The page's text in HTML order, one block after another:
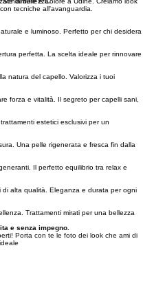
e Colore a Udine. Creiamo look
tecniche all'avanguardia.
e luminoso. Perfetto per chi desidera
perfetta. La scelta ideale per rinnovare
natura del capello. Valorizza i tuoi
forza e vitalità. Il segreto per capelli sani,
estetici esclusivi per un
Una pelle rigenerata e fresca fin dalla
Il perfetto equilibrio tra relax e
alta qualità. Eleganza e durata per ogni
Trattamenti mirati per una bellezza
e senza impegno.
Porta con te le foto dei look che ami di